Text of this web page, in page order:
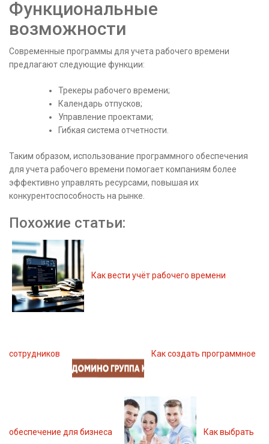
Функциональные
возможности
Современные программы для учета рабочего времени
предлагают следующие функции:
Трекеры рабочего времени;
Календарь отпусков;
Управление проектами;
Гибкая система отчетности.
Таким образом, использование программного обеспечения
для учета рабочего времени помогает компаниям более
эффективно управлять ресурсами, повышая их
конкурентоспособность на рынке.
Похожие статьи:
Как вести учёт рабочего времени
сотрудников Как создать программное
обеспечение для бизнеса Как выбрать